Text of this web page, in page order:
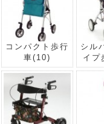
コンパクト歩行
車(10)
シル
イプ